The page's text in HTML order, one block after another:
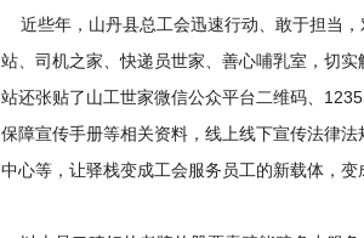
近些年，山丹县总工会迅速行动、敢于担当
站、司机之家、快递员世家、善心哺乳室，切
站还张贴了山工世家微信公众平台二维码、
保障宣传手册等相关资料，线上线下宣传法律
中心等，让驿栈变成工会服务员工的新载体，变